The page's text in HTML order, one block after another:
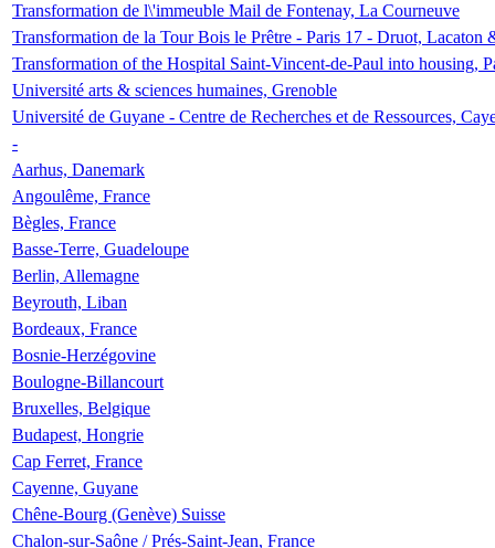
Transformation de l\'immeuble Mail de Fontenay, La Courneuve
Transformation de la Tour Bois le Prêtre - Paris 17 - Druot, Lacaton
Transformation of the Hospital Saint-Vincent-de-Paul into housing,
Université arts & sciences humaines, Grenoble
Université de Guyane - Centre de Recherches et de Ressources,
-
Aarhus, Danemark
Angoulême, France
Bègles, France
Basse-Terre, Guadeloupe
Berlin, Allemagne
Beyrouth, Liban
Bordeaux, France
Bosnie-Herzégovine
Boulogne-Billancourt
Bruxelles, Belgique
Budapest, Hongrie
Cap Ferret, France
Cayenne, Guyane
Chêne-Bourg (Genève) Suisse
Chalon-sur-Saône / Prés-Saint-Jean, France